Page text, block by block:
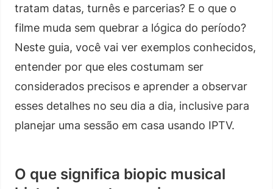
tratam datas, turnês e parcerias? E o que o
filme muda sem quebrar a lógica do período?
Neste guia, você vai ver exemplos conhecidos,
entender por que eles costumam ser
considerados precisos e aprender a observar
esses detalhes no seu dia a dia, inclusive para
planejar uma sessão em casa usando IPTV.
O que significa biopic musical